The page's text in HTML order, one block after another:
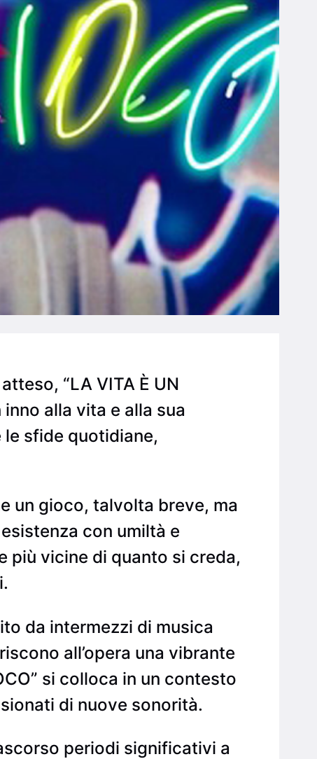
“LA VITA È UN
alla vita e alla sua
sfide quotidiane,
un gioco, talvolta breve, ma
con umiltà e
più vicine di quanto si creda,
da intermezzi di musica
all’opera una vibrante
si colloca in un contesto
di nuove sonorità.
periodi significativi a